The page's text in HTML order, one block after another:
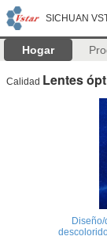
SICHUAN
Hogar
Calidad Lentes